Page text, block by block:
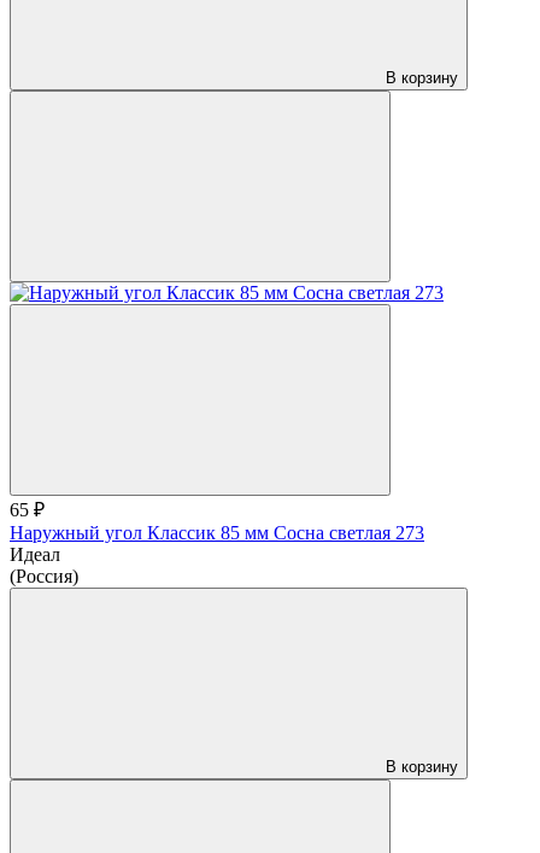
В корзину
65 ₽
Наружный угол Классик 85 мм Сосна светлая 273
Идеал
(Россия)
В корзину